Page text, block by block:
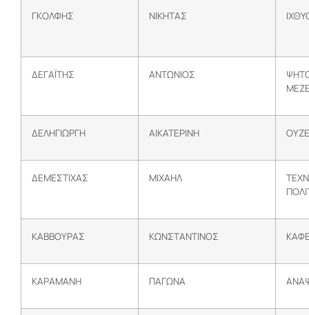
ΓΚΟΛΦΗΣ ΝΙΚΗΤΑΣ
ΔΕΓΑΪΤΗΣ ΑΝΤΩΝΙΟΣ
ΔΕΛΗΓΙΩΡΓΗ ΑΙΚΑΤΕΡΙΝΗ
ΔΕΜΕΣΤΙΧΑΣ ΜΙΧΑΗΛ
ΚΑΒΒΟΥΡΑΣ ΚΩΝΣΤΑΝΤΙΝΟΣ
ΚΑΡΑΜΑΝΗ ΠΑΓΩΝΑ